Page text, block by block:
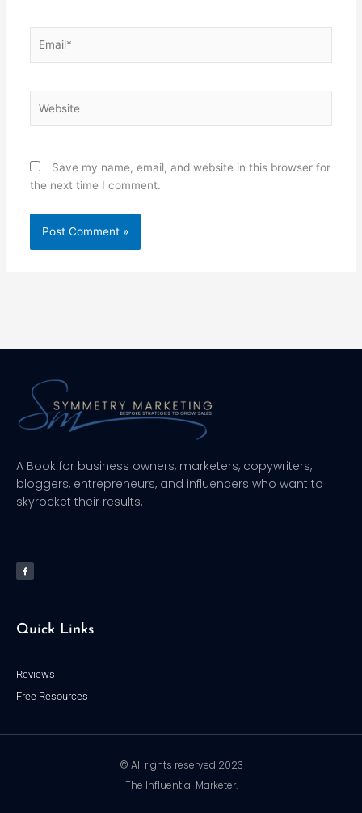
Save my name, email, and website in this browser for
the next time I comment.
A Book for business owners, marketers, copywriters,
bloggers, entrepreneurs, and influencers who want to
skyrocket their results.
c
e
b
f
Quick Links
Reviews
Free Resources
© All rights reserved 2023
The Influential Marketer.